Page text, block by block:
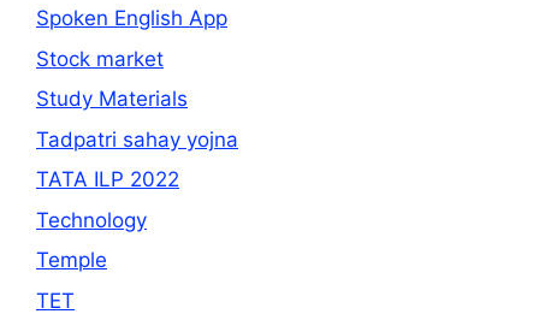
Spoken English App
Stock market
Study Materials
Tadpatri sahay yojna
TATA ILP 2022
Technology
Temple
TET